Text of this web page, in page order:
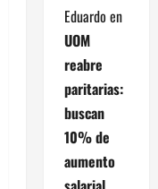
Eduardo en
UOM
reabre
paritarias:
buscan
10% de
aumento